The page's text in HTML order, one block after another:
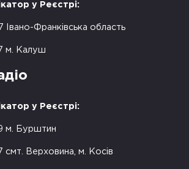
у Реєстрі:
Івано-Франківська область
м. Калуш
у Реєстрі:
м. Бурштин
смт. Верховина, м. Косів